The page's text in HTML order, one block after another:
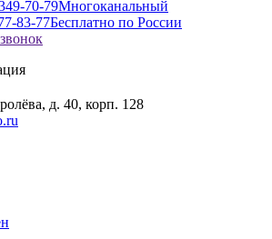
70-79Многоканальный
83-77Бесплатно по России
д. 40, корп. 128